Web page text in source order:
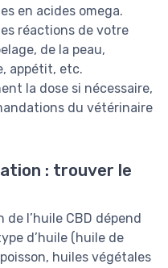
en acides omega.
réactions de votre
de la peau,
appétit, etc.
la dose si nécessaire,
du vétérinaire
: trouver le
l’huile CBD dépend
d’huile (huile de
huiles végétales